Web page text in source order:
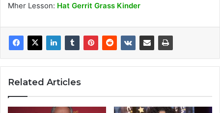
Mher Lesson: Hat Gerrit Grass Kinder
Related Articles